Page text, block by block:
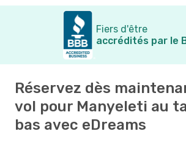
Fiers d'être
accrédités par le
Réservez dès
vol pour Manyeleti au
bas avec eDreams